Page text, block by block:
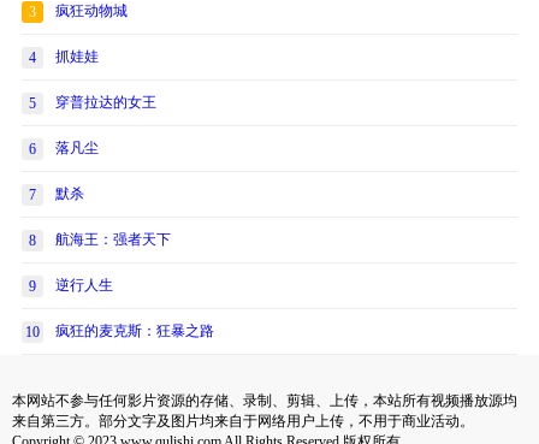
3 疯狂动物城
4 抓娃娃
5 穿普拉达的女王
6 落凡尘
7 默杀
8 航海王：强者天下
9 逆行人生
10 疯狂的麦克斯：狂暴之路
本网站不参与任何影片资源的存储、录制、剪辑、上传，本站所有视频播放源均
来自第三方。部分文字及图片均来自于网络用户上传，不用于商业活动。